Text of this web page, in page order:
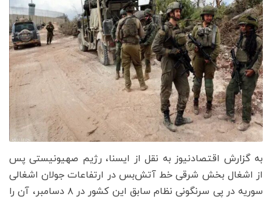
به گزارش اقتصادنیوز به نقل از ایسنا، رژیم صهیونیستی پس
از اشغال بخش شرقی خط آتش‌بس در ارتفاعات جولان اشغالی
سوریه در پی سرنگونی نظام سابق این کشور در ۸ دسامبر، آن را